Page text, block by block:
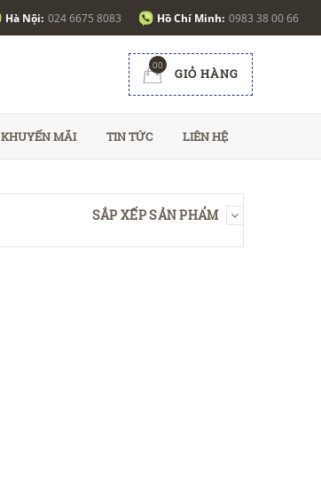
Hà Nội: 024 6675 8083 Hồ Chí Minh: 0983 38 00 66
00
GIỎ HÀNG
KHUYẾN MÃI TIN TỨC LIÊN HỆ
SẮP XẾP SẢN PHẨM